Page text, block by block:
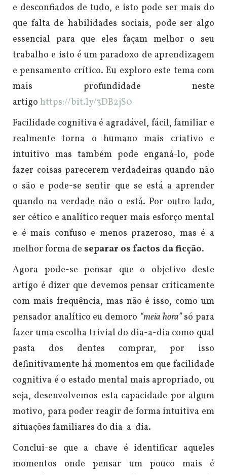
e desconfiados de tudo, e isto pode ser mais do
que falta de habilidades sociais, pode ser algo
essencial para que eles façam melhor o seu
trabalho e isto é um paradoxo de aprendizagem
e pensamento crítico. Eu exploro este tema com
mais profundidade neste
artigo https://bit.ly/3DB2jS0
Facilidade cognitiva é agradável, fácil, familiar e
realmente torna o humano mais criativo e
intuitivo mas também pode enganá-lo, pode
fazer coisas parecerem verdadeiras quando não
o são e pode-se sentir que se está a aprender
quando na verdade não o está. Por outro lado,
ser cético e analítico requer mais esforço mental
e é mais confuso e menos prazeroso, mas é a
melhor forma de separar os factos da ficção.
Agora pode-se pensar que o objetivo deste
artigo é dizer que devemos pensar criticamente
com mais frequência, mas não é isso, como um
pensador analítico eu demoro “meia hora”só para
fazer uma escolha trivial do dia-a-dia como qual
pasta dos dentes comprar, por isso
definitivamente há momentos em que facilidade
cognitiva é o estado mental mais apropriado, ou
seja, desenvolvemos esta capacidade por algum
motivo, para poder reagir de forma intuitiva em
situações familiares do dia-a-dia.
Conclui-se que a chave é identificar aqueles
momentos onde pensar um pouco mais é